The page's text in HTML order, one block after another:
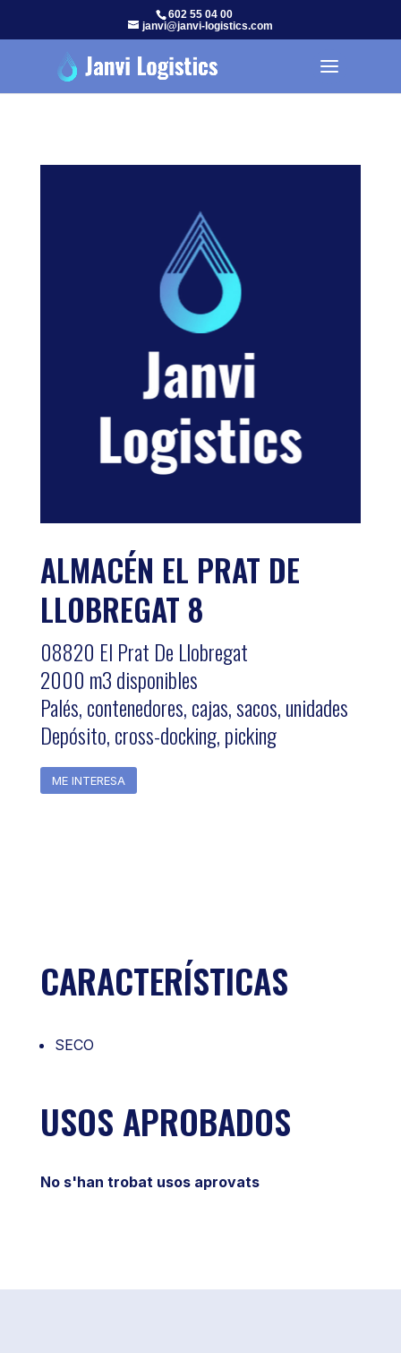
602 55 04 00
janvi@janvi-logistics.com
ALMACÉN EL PRAT DE
LLOBREGAT 8
08820 El Prat De Llobregat
2000 m3 disponibles
Palés, contenedores, cajas, sacos, unidades
Depósito, cross-docking, picking
ME INTERESA
CARACTERÍSTICAS
SECO
USOS APROBADOS
No s'han trobat usos aprovats